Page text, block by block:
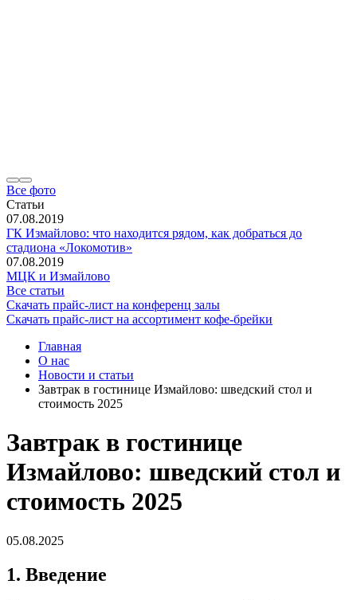
Все фото
Статьи
07.08.2019
ГК Измайлово: что находится рядом, как добраться до
стадиона «Локомотив»
07.08.2019
МЦК и Измайлово
Все статьи
Скачать прайс-лист на конференц залы
Скачать прайс-лист на ассортимент кофе-брейки
Главная
О нас
Новости и статьи
Завтрак в гостинице Измайлово: шведский стол и
стоимость 2025
Завтрак в гостинице
Измайлово: шведский стол и
стоимость 2025
05.08.2025
1. Введение